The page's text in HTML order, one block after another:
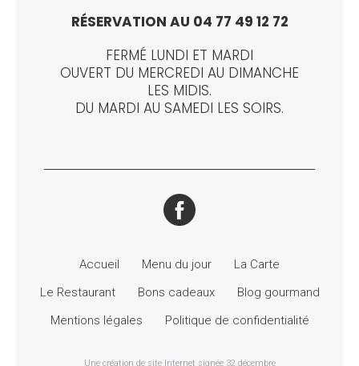
RÉSERVATION AU 04 77 49 12 72
FERMÉ LUNDI ET MARDI
OUVERT DU MERCREDI AU DIMANCHE
LES MIDIS.
DU MARDI AU SAMEDI LES SOIRS.
Accueil Menu du jour
La Carte
Le Restaurant
Bons cadeaux
Blog gourmand
Mentions légales
Politique de confidentialité
Une création de site Internet signée 32 décembre